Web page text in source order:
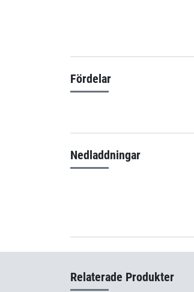
Fördelar
Nedladdningar
Relaterade Produkter